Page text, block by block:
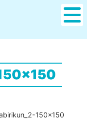
150x150